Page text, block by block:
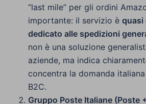
“last mile” per gli ordini
importante: il servizio è quasi
dedicato alle spedizioni
non è una soluzione
aziende, ma indica
concentra la domanda
B2C.
Gruppo Poste Italiane (Poste